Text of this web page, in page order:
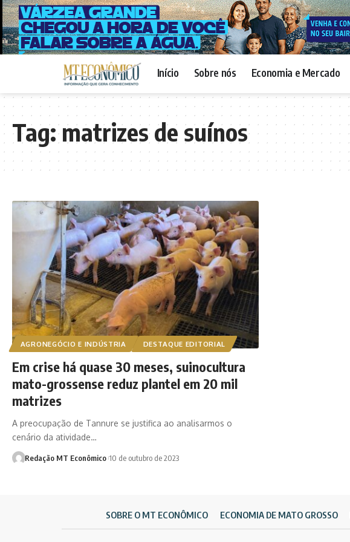
Início Sobre nós Economia e Mercado
Tag:matrizes de suínos
AGRONEGÓCIO E INDÚSTRIA DESTAQUE EDITORIAL
Em crise há quase 30 meses, suinocultura
mato-grossense reduz plantel em 20 mil
matrizes
A preocupação de Tannure se justifica ao analisarmos o
cenário da atividade…
Redação MT Econômico 10 de outubro de 2023
SOBRE O MT ECONÔMICO ECONOMIA DE MATO GROSSO